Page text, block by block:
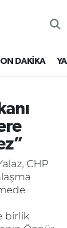
DAKİKA
CHP
birlik